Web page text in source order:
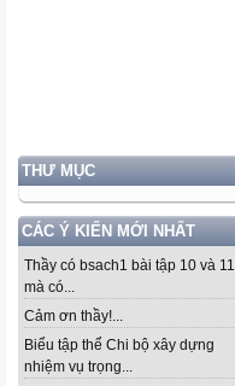
THƯ MỤC
CÁC Ý KIẾN MỚI NHẤT
Thầy có bsach1 bài tập 10 và 11
mà có...
Cảm ơn thầy!...
Biểu tập thể Chi bộ xây dựng
nhiệm vụ trọng...